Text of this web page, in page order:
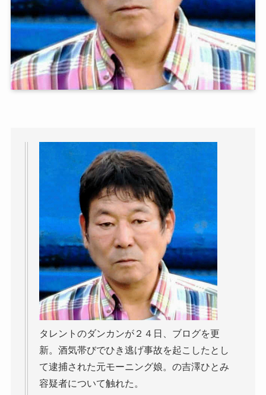
タレントのダンカンが２４日、ブログを更
新。酒気帯びでひき逃げ事故を起こしたとし
て逮捕された元モーニング娘。の吉澤ひとみ
容疑者について触れた。